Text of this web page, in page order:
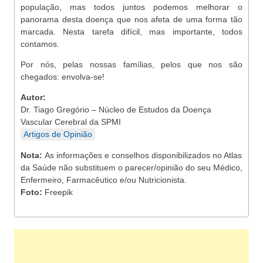
população, mas todos juntos podemos melhorar o
panorama desta doença que nos afeta de uma forma tão
marcada. Nesta tarefa difícil, mas importante, todos
contamos.
Por nós, pelas nossas famílias, pelos que nos são
chegados: envolva-se!
Autor:
Dr. Tiago Gregório – Núcleo de Estudos da Doença
Vascular Cerebral da SPMI
Artigos de Opinião
Nota: As informações e conselhos disponibilizados no Atlas
da Saúde não substituem o parecer/opinião do seu Médico,
Enfermeiro, Farmacêutico e/ou Nutricionista.
Foto: Freepik